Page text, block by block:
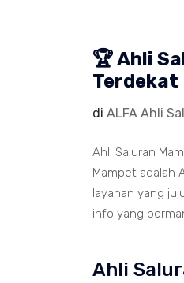
🏆 Ahli
Terdekat
di ALFA Ahli
Ahli Saluran
Mampet adalah
layanan yang
info yang
Ahli